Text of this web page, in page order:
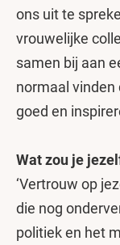
ons uit te
vrouwelijke
samen bij aan
normaal
goed en
Wat zou je
‘Vertrouw op
die nog
politiek en het